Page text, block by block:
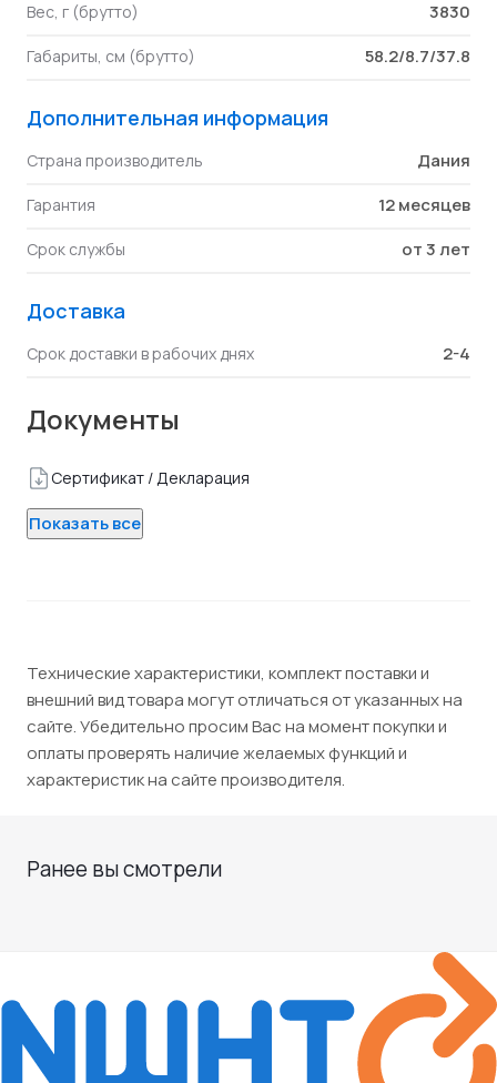
Вес, г (брутто) 3830
Габариты, см (брутто) 58.2/8.7/37.8
Дополнительная информация
Страна производитель Дания
Гарантия 12 месяцев
Срок службы от 3 лет
Доставка
Срок доставки в рабочих днях 2-4
Документы
Сертификат / Декларация
Показать все
Технические характеристики, комплект поставки и
внешний вид товара могут отличаться от указанных на
сайте. Убедительно просим Вас на момент покупки и
оплаты проверять наличие желаемых функций и
характеристик на сайте производителя.
Ранее вы смотрели